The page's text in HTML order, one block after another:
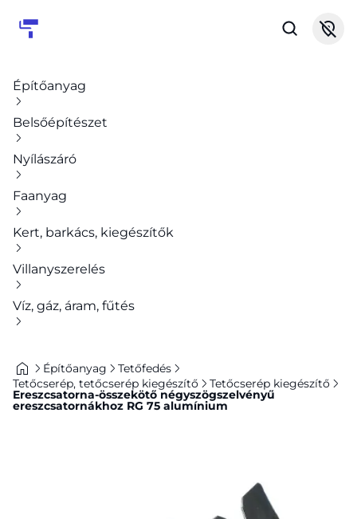
Építőanyag
Belsőépítészet
Nyílászáró
Faanyag
Kert, barkács, kiegészítők
Villanyszerelés
Víz, gáz, áram, fűtés
Építőanyag
Tetőfedés
Tetőcserép, tetőcserép kiegészítő
Tetőcserép kiegészítő
Ereszcsatorna-összekötő négyszögszelvényű
ereszcsatornákhoz RG 75 alumínium